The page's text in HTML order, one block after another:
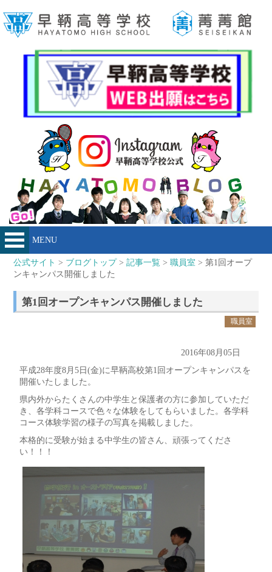
MENU
公式サイト > ブログトップ>記事一覧 >職員室 > 第1回オープ
ンキャンパス開催しました
第1回オープンキャンパス開催しました
職員室
2016年08月05日
平成28年度8月5日(金)に早鞆高校第1回オープンキャンパスを
開催いたしました。
県内外からたくさんの中学生と保護者の方に参加していただ
き、各学科コースで色々な体験をしてもらいました。各学科
コース体験学習の様子の写真を掲載しました。
本格的に受験が始まる中学生の皆さん、頑張ってくださ
い！！！